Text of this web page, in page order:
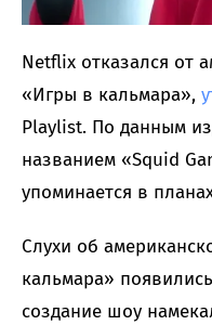
Netflix отказался от
«Игры в кальмара»,
Playlist. По данным
названием «Squid
упоминается в
Слухи об
кальмара»
создание шоу